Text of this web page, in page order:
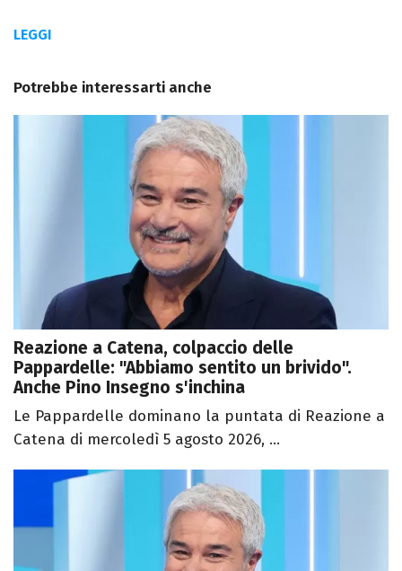
LEGGI
Potrebbe interessarti anche
Reazione a Catena, colpaccio delle
Pappardelle: "Abbiamo sentito un brivido".
Anche Pino Insegno s'inchina
Le Pappardelle dominano la puntata di Reazione a
Catena di mercoledì 5 agosto 2026, ...